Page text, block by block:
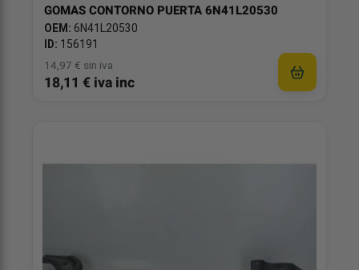
GOMAS CONTORNO PUERTA 6N41L20530
OEM: 6N41L20530
ID: 156191
14,97 € sin iva
18,11 € iva inc